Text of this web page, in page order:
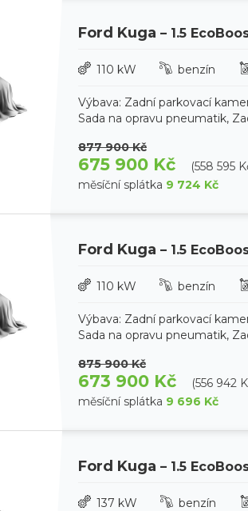
Ford Kuga – 1.5
110 kW benzín
Výbava: Zadní parkovací
Sada na opravu pneumatik,
877 900 Kč
675 900 Kč (558 595
měsíční splátka 9 724 Kč
Ford Kuga – 1.5
110 kW benzín
Výbava: Zadní parkovací
Sada na opravu pneumatik,
875 900 Kč
673 900 Kč (556 942
měsíční splátka 9 696 Kč
Ford Kuga – 1.5
137 kW benzín